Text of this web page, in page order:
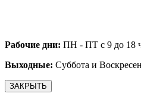
Рабочие дни: ПН - ПТ с 9 до 18
Выходные: Суббота и
ЗАКРЫТЬ